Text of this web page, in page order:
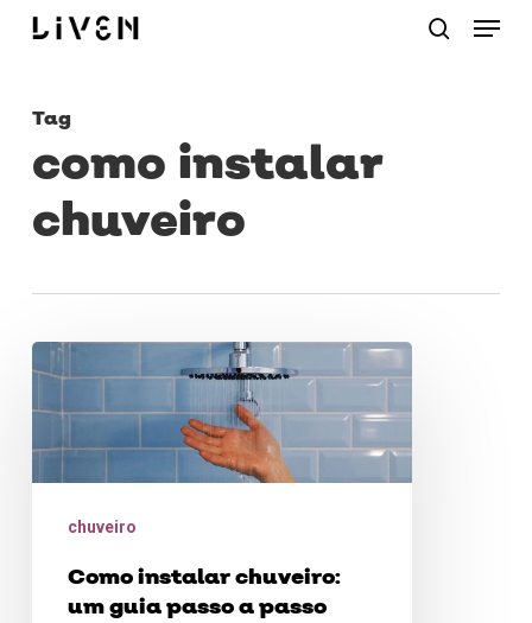
Skip
content
Menu
Tag
como instalar
chuveiro
Como
chuveiro
Como instalar chuveiro:
um guia passo a passo